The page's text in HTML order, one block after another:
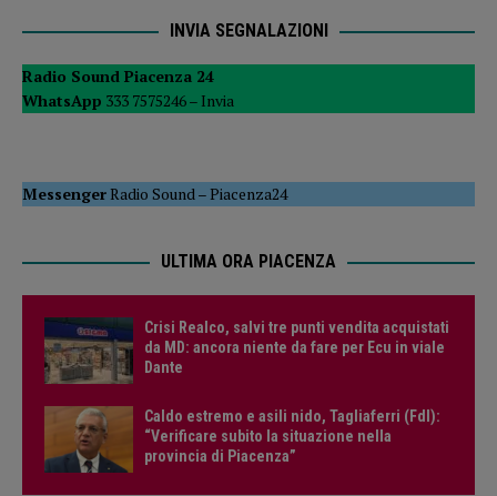
INVIA SEGNALAZIONI
Radio Sound Piacenza 24
WhatsApp 333 7575246 – Invia
MessengerRadio Sound –Piacenza24
ULTIMA ORA PIACENZA
Crisi Realco, salvi tre punti vendita acquistati
da MD: ancora niente da fare per Ecu in viale
Dante
Caldo estremo e asili nido, Tagliaferri (FdI):
“Verificare subito la situazione nella
provincia di Piacenza”